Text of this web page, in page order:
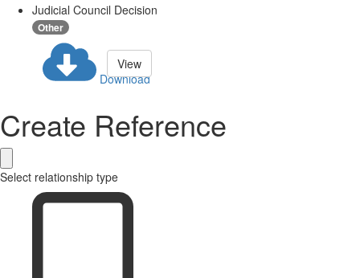
Judicial Council Decision
Other
Download
View
Create Reference
Select relationship type